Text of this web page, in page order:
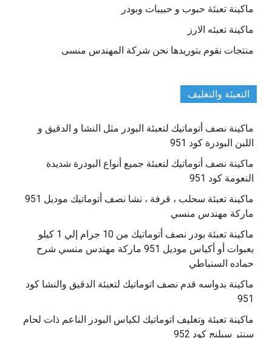
ماكينة تعبئة حبوب و حبيبات وبودر
ماكينة تعبئه الارز
منتجات نقوم بتوريدها نحن شركة المهندس منسى
التعبئة والتغليف
ماكينة نصف أتوماتيك لتعبئة البودر مثل النشا و الدقيق و
اللبن البودرة كود 951
ماكينة نصف أتوماتيك لتعبئة جميع أنواع البودرة شديدة
النعومة كود 951
ماكينة تعبئة سحلب ، قرفة ، نشا نصف أتوماتيك موديل 951
ماركة مهندس منسي
ماكينة تعبئة بودر نصف أتوماتيك من 10 جرام إلي 1 كيلو
بعبوات أو أكياس موديل 951 ماركة مهندس منسي شرح
حماده السنباطي
ماكينة بدواسه قدم نصف اتوماتيك لتعبئة الدقيق والنشا كود
951
ماكينة تعبئة وتغليف اتوماتيك لكياس البودر الناعم ذات لحام
سنتر سيلنج كود 952